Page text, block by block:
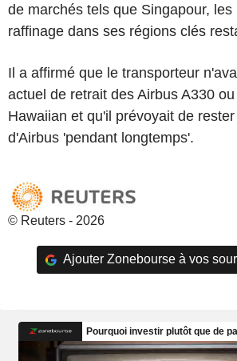
de marchés tels que Singapour, les
raffinage dans ses régions clés
Il a affirmé que le transporteur
actuel de retrait des Airbus A330
Hawaiian et qu'il prévoyait de
d'Airbus 'pendant longtemps'.
© Reuters - 2026
Ajouter Zonebourse à vos